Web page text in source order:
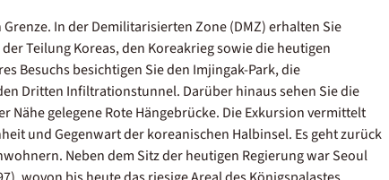
In der Demilitarisierten Zone (DMZ) erhalten Sie
Teilung Koreas, den Koreakrieg sowie die heutigen
Besuchs besichtigen Sie den Imjingak-Park, die
Dritten Infiltrationstunnel. Darüber hinaus sehen Sie die
gelegene Rote Hängebrücke. Die Exkursion vermittelt
und Gegenwart der koreanischen Halbinsel. Es geht zurück
Neben dem Sitz der heutigen Regierung war Seoul